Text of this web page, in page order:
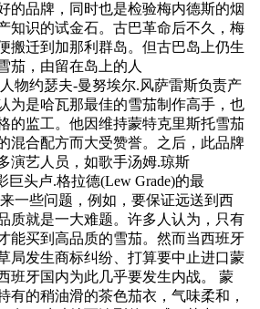
的品牌，同时也是检验梅内德斯的烟
知识的试金石。古巴革命后不久，梅
搬迁到加那利群岛。但古巴岛上仍生
茄，由留在岛上的人
物约瑟夫-曼努埃尔.风萨雷斯负责产
为是哈瓦那最佳的雪茄制作高手，也
的监工。他因维持蒙特克里斯托雪茄
混合配方而大受赞誉。之后，此品牌
演艺人员，如歌手汤姆.琼斯
巨头卢.格拉德(Lew Grade)的最
一些问题，例如，要保证远送到西
质就是一大难题。许多人认为，只有
能买到高品质的雪茄。然而当西班牙
局发生商标纠纷、打算要中止进口蒙
班牙国内为此几乎要发生内战。 蒙
有的稍油滑的茶色茄衣，气味柔和，